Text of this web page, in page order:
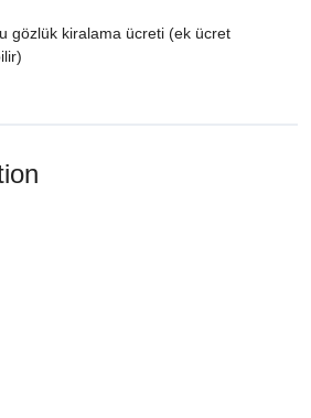
gözlük kiralama ücreti (ek ücret